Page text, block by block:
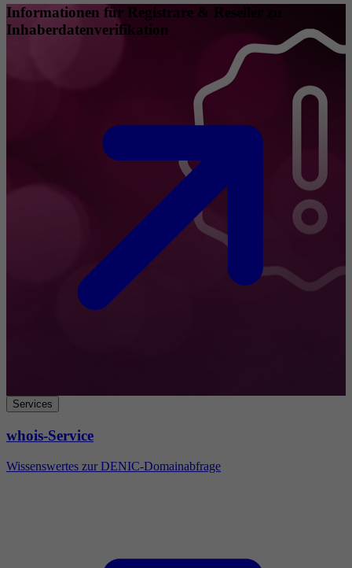
Informationen für Registrare & Reseller zu
Inhaberdatenverifikation
Services
whois-Service
Wissenswertes zur DENIC-Domainabfrage